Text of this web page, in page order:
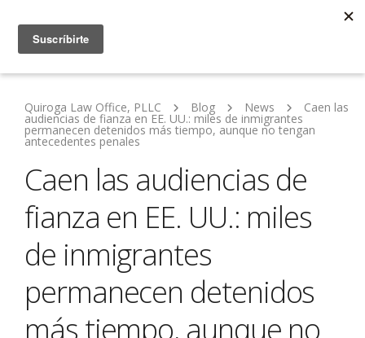
Quiroga Law Office, PLLC Blog News Caen las
audiencias de fianza en EE. UU.: miles de inmigrantes
permanecen detenidos más tiempo, aunque no tengan
antecedentes penales
Caen las audiencias de
fianza en EE. UU.: miles
de inmigrantes
permanecen detenidos
más tiempo, aunque no